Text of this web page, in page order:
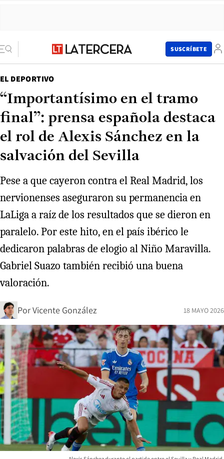
SUSCRÍBETE
EL DEPORTIVO
“Importantísimo en el tramo
final”: prensa española destaca
el rol de Alexis Sánchez en la
salvación del Sevilla
Pese a que cayeron contra el Real Madrid, los
nervionenses aseguraron su permanencia en
LaLiga a raíz de los resultados que se dieron en
paralelo. Por este hito, en el país ibérico le
dedicaron palabras de elogio al Niño Maravilla.
Gabriel Suazo también recibió una buena
valoración.
PorVicente González 18 MAYO 2026